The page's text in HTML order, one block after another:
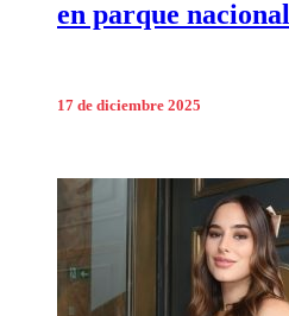
en parque nacional
17 de diciembre 2025